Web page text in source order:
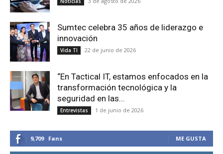
Sumtec celebra 35 años de liderazgo e
innovación
Vida TI 22 de junio de 2026
“En Tactical IT, estamos enfocados en la
transformación tecnológica y la
seguridad en las...
Entrevistas 1 de junio de 2026
9,709 Fans ME GUSTA